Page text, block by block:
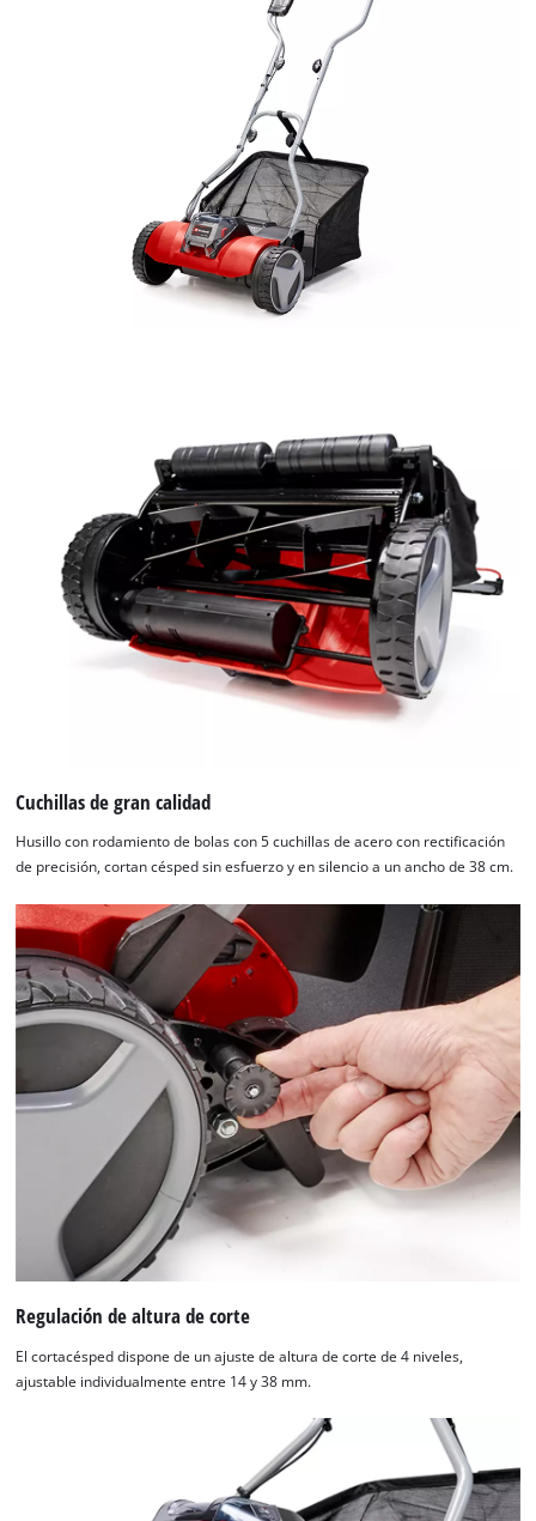
Cuchillas de gran calidad
Husillo con rodamiento de bolas con 5 cuchillas de acero con rectificación
de precisión, cortan césped sin esfuerzo y en silencio a un ancho de 38 cm.
Regulación de altura de corte
El cortacésped dispone de un ajuste de altura de corte de 4 niveles,
ajustable individualmente entre 14 y 38 mm.